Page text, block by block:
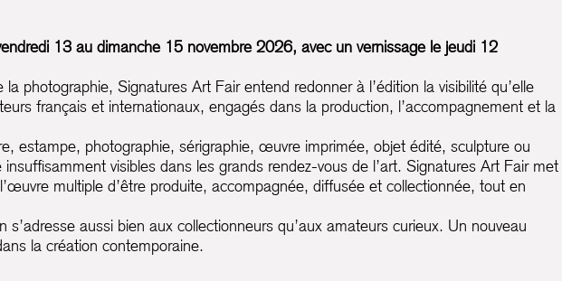
13 au dimanche 15 novembre 2026, avec un vernissage le jeudi 12
photographie, Signatures Art Fair entend redonner à l’édition la visibilité qu’elle
français et internationaux, engagés dans la production, l’accompagnement et la
estampe, photographie, sérigraphie, œuvre imprimée, objet édité, sculpture ou
visibles dans les grands rendez-vous de l’art. Signatures Art Fair met
multiple d’être produite, accompagnée, diffusée et collectionnée, tout en
aussi bien aux collectionneurs qu’aux amateurs curieux. Un nouveau
la création contemporaine.